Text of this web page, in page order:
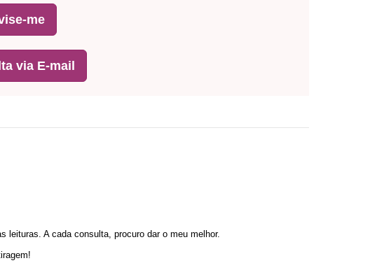
me
via E-mail
leituras. A cada consulta, procuro dar o meu melhor.